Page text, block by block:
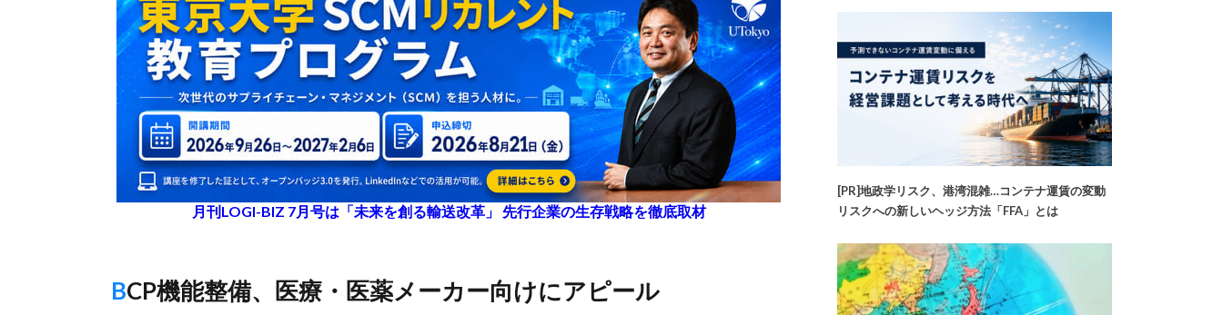
月刊LOGI-BIZ 7月号は「未来を創る輸送改革」 先行企業の生存戦略を徹底取材
BCP機能整備、医療・医薬メーカー向けにアピール
[PR]地政学リスク、港湾混雑…コンテナ運賃の変動
リスクへの新しいヘッジ方法「FFA」とは